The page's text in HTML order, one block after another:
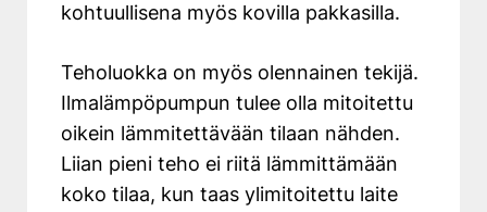
kohtuullisena myös kovilla pakkasilla.
Teholuokka on myös olennainen tekijä.
Ilmalämpöpumpun tulee olla mitoitettu
oikein lämmitettävään tilaan nähden.
Liian pieni teho ei riitä lämmittämään
koko tilaa, kun taas ylimitoitettu laite